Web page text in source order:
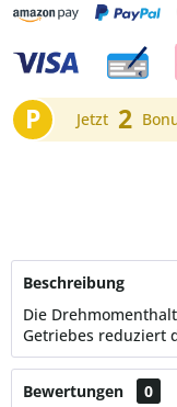
P Jetzt 2
Beschreibung
Die
Getriebes reduziert
Bewertungen
0